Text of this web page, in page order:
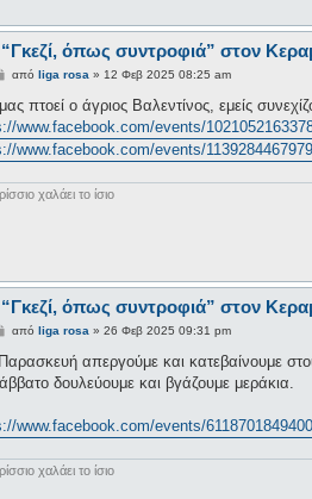
όπως συντροφιά” στον
Δ
μ
σ
ί
ε
σ
η
από liga rosa » 12 Φεβ 2025 08:25 am
πτοεί ο άγριος Βαλεντίνος, εμείς
www.facebook.com/events/
www.facebook.com/events/
χαλάει το ίσιο
όπως συντροφιά” στον
Δ
μ
σ
υ
η
από liga rosa » 26 Φεβ 2025 09:31 pm
απεργούμε και κατεβαίνουμε
δουλεύουμε και βγάζουμε μεράκια.
www.facebook.com/events/
χαλάει το ίσιο